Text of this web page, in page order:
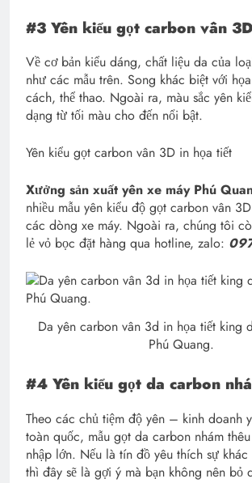
#3 Yên kiểu gọt carbon vân
Về cơ bản kiểu dáng, chất liệu da của
như các mẫu trên. Song khác biệt với
cách, thể thao. Ngoài ra, màu sắc yên
dạng từ tối màu cho đến nổi bật.
Yên kiểu gọt carbon vân 3D in họa tiết
Xưởng sản xuất yên xe máy Phú
nhiều mẫu yên kiểu độ gọt carbon vân
các dòng xe máy. Ngoài ra, chúng tôi
lẻ vỏ bọc đặt hàng qua hotline, zalo:
Da yên carbon vân 3d in họa tiết king
Phú Quang.
#4 Yên kiểu gọt da carbon
Theo các chủ tiệm độ yên – kinh doanh
toàn quốc, mẫu gọt da carbon nhám
nhập lớn. Nếu là tín đồ yêu thích sự
thì đây sẽ là gợi ý mà bạn không nên bỏ